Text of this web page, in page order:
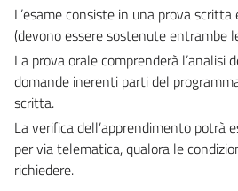
L’esame consiste in una prova
(devono essere sostenute entrambe
La prova orale comprenderà l’analisi
domande inerenti parti del
scritta.
La verifica dell’apprendimento potrà
per via telematica, qualora le
richiedere.